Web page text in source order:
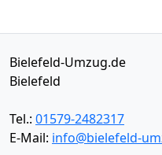
Bielefeld-Umzug.de
Bielefeld
Tel.: 01579-2482317
E-Mail: info@bielefeld-